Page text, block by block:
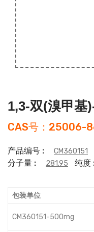
1,3-双(溴甲基
CAS号：25006-
产品编号 : CM360151
分子量 : 281.95 纯度
包装单位
CM360151-500mg